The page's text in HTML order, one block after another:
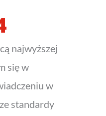
najwyższej
się w
w
standardy